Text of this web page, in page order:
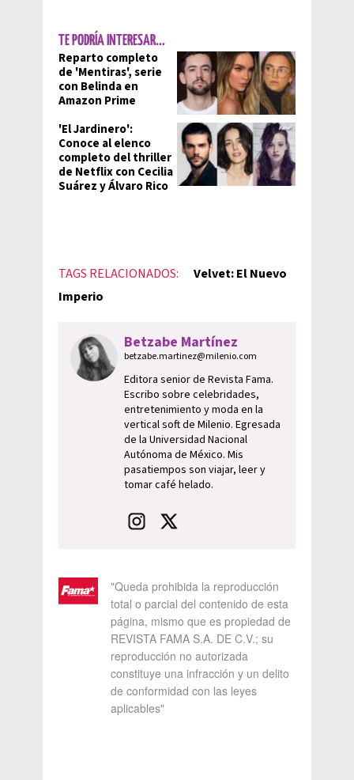
TE PODRÍA INTERESAR...
Reparto completo
de 'Mentiras', serie
con Belinda en
Amazon Prime
'El Jardinero':
Conoce al elenco
completo del thriller
de Netflix con Cecilia
Suárez y Álvaro Rico
TAGS RELACIONADOS:
Velvet: El Nuevo
Imperio
Betzabe Martínez
betzabe.martinez@milenio.com
Editora senior de Revista Fama.
Escribo sobre celebridades,
entretenimiento y moda en la
vertical soft de Milenio. Egresada
de la Universidad Nacional
Autónoma de México. Mis
pasatiempos son viajar, leer y
tomar café helado.
"Queda prohibida la reproducción
total o parcial del contenido de esta
página, mismo que es propiedad de
REVISTA FAMA S.A. DE C.V.; su
reproducción no autorizada
constituye una infracción y un delito
de conformidad con las leyes
aplicables"